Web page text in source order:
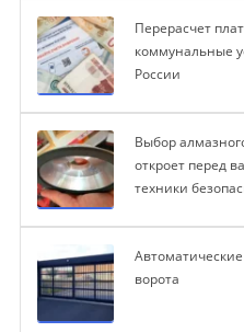
Перерасчет
коммунальные
России
Выбор
откроет перед
техники
ворота